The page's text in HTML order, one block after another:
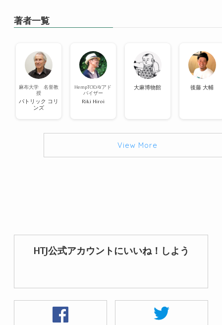
著者一覧
麻布大学 名誉教
授
パトリック コリ
ンズ
HempTODAYアド
バイザー
Riki Hiroi
大麻博物館 後藤 大輔
View More
HTJ公式アカウントにいいね！しよう